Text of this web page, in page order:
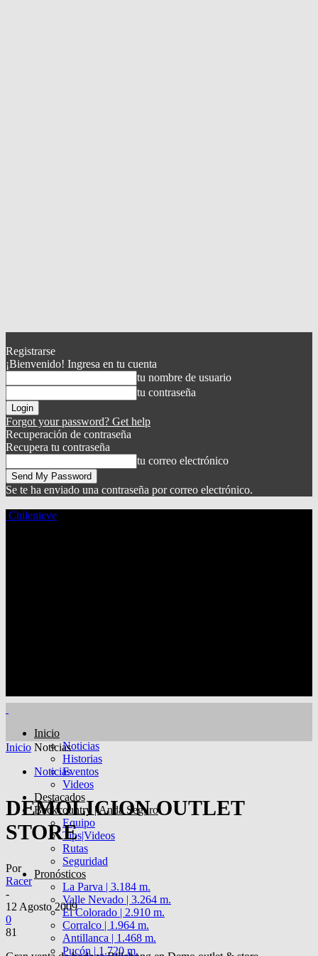
Registrarse
¡Bienvenido! Ingresa en tu cuenta
tu nombre de usuario
tu contraseña
Forgot your password? Get help
Recuperación de contraseña
Recupera tu contraseña
tu correo electrónico
Se te ha enviado una contraseña por correo electrónico.
Chilenieve
Inicio
Noticias
Historias
Eventos
Videos
Destacados
Backcountry | Anda Seguro
Equipo
Tips|Videos
Rutas
Seguridad
Pronósticos
La Parva | 3.184 m.
Valle Nevado | 3.264 m.
El Colorado | 2.910 m.
Corralco | 1.964 m.
Antillanca | 1.468 m.
Pucón | 1.720 m.
Inicio Noticias
Noticias
DEMOLICION OUTLET
STORE
Por
Racer
-
12 Agosto 2009
0
81